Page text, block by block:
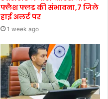
फ्लैश फ्लड की संभावना,7 जिले
हाई अलर्ट पर
1 week ago